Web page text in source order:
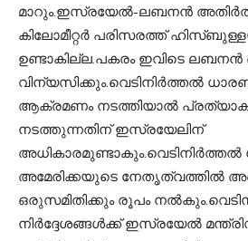
മാറും.ഇസ്രയേല്‍-ലബനന്‍
കിലോമീറ്റര്‍ പരിസരത്ത്
ഉണ്ടാകില്ല.പകരം ഇവിടെ
വിന്യസിക്കും.വെടിനിര്‍ത്തല്‍
ആക്രമണം നടത്തിയാല്‍
നടത്തുന്നതിന് ഇസ്രയേലിന്
അധികാരമുണ്ടാകും.വെടിനിര്‍ത്തല്‍
അമേരിക്കയുടെ നേതൃത്വത്തില്‍
ഒരുസമിതിക്കും രൂപം
നിര്‍ദ്ദേശങ്ങള്‍ക്ക് ഇസ്രയേല്‍